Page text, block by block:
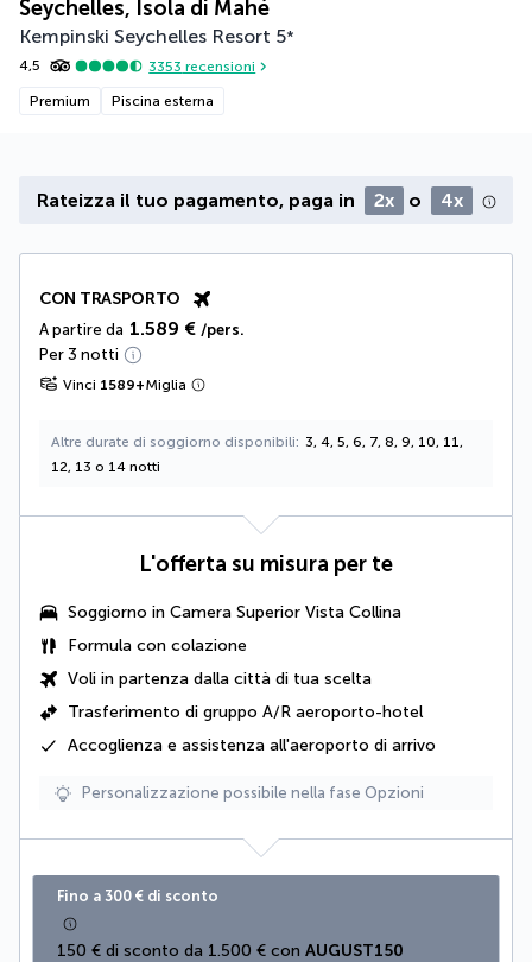
Seychelles, Isola di Mahé
Kempinski Seychelles Resort 5*
4,5 3353 recensioni
Premium Piscina esterna
Rateizza il tuo pagamento, paga in 2x o 4x
CON TRASPORTO
A partire da 1.589 € /pers.
Per 3 notti
Vinci 1589+Miglia
Altre durate di soggiorno disponibili
3, 4, 5, 6, 7, 8, 9, 10, 11,
12, 13 o 14 notti
L'offerta su misura per te
Soggiorno in Camera Superior Vista Collina
Formula con colazione
Voli in partenza dalla città di tua scelta
Trasferimento di gruppo A/R aeroporto-hotel
Accoglienza e assistenza all'aeroporto di arrivo
Personalizzazione possibile nella fase Opzioni
Fino a 300 € di sconto
150 € di sconto da 1.500 € con AUGUST150